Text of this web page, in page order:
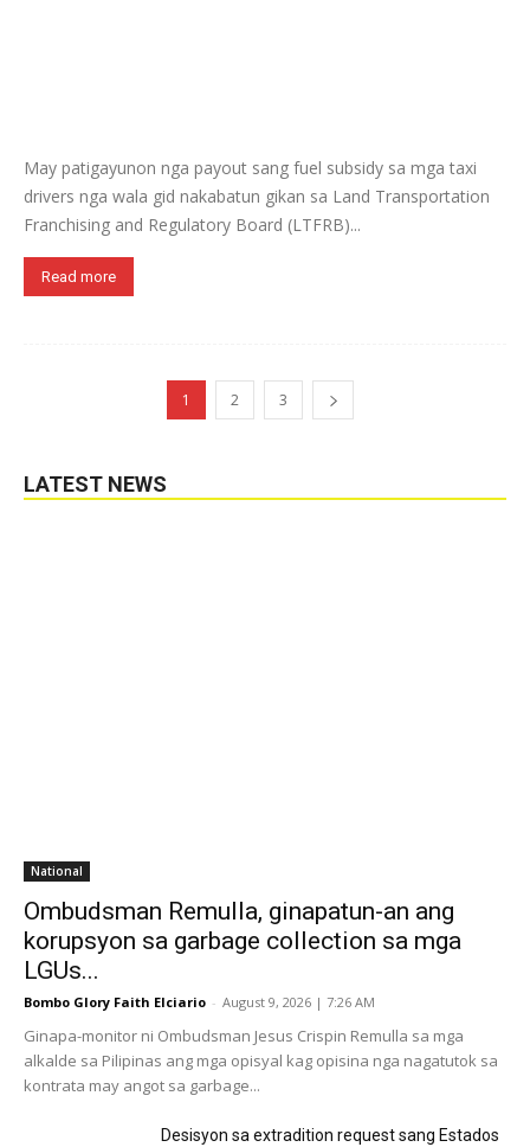
May patigayunon nga payout sang fuel subsidy sa mga taxi
drivers nga wala gid nakabatun gikan sa Land Transportation
Franchising and Regulatory Board (LTFRB)...
Read more
1 2 3
LATEST NEWS
National
Ombudsman Remulla, ginapatun-an ang
korupsyon sa garbage collection sa mga
LGUs...
Bombo Glory Faith Elciario - August 9, 2026 | 7:26 AM
Ginapa-monitor ni Ombudsman Jesus Crispin Remulla sa mga
alkalde sa Pilipinas ang mga opisyal kag opisina nga nagatutok sa
kontrata may angot sa garbage...
Desisyon sa extradition request sang Estados